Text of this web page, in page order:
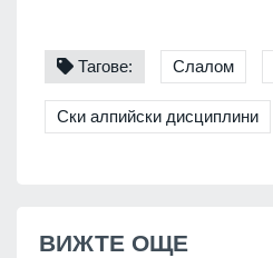
Тагове: Слалом
Ски алпийски дисциплини
ВИЖТЕ ОЩЕ